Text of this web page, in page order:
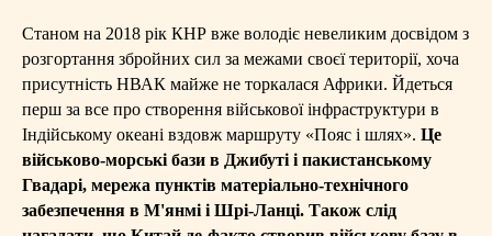
Станом на 2018 рік КНР вже володіє невеликим досвідом з
розгортання збройних сил за межами своєї території, хоча
присутність НВАК майже не торкалася Африки. Йдеться
перш за все про створення військової інфраструктури в
Індійському океані вздовж маршруту «Пояс і шлях». Це
військово-морські бази в Джибуті і пакистанському
Гвадарі, мережа пунктів матеріально-технічного
забезпечення в М'янмі і Шрі-Ланці. Також слід